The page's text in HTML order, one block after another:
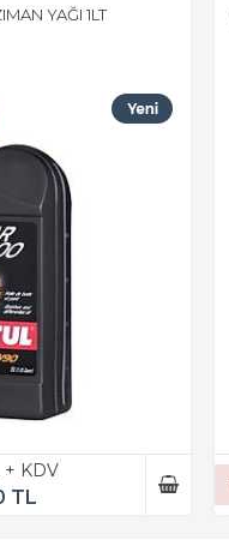
YAĞI 1LT
KDV
TL